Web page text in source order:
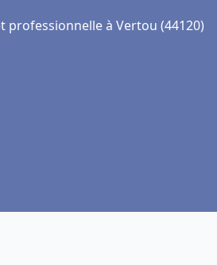
à Vertou (44120)